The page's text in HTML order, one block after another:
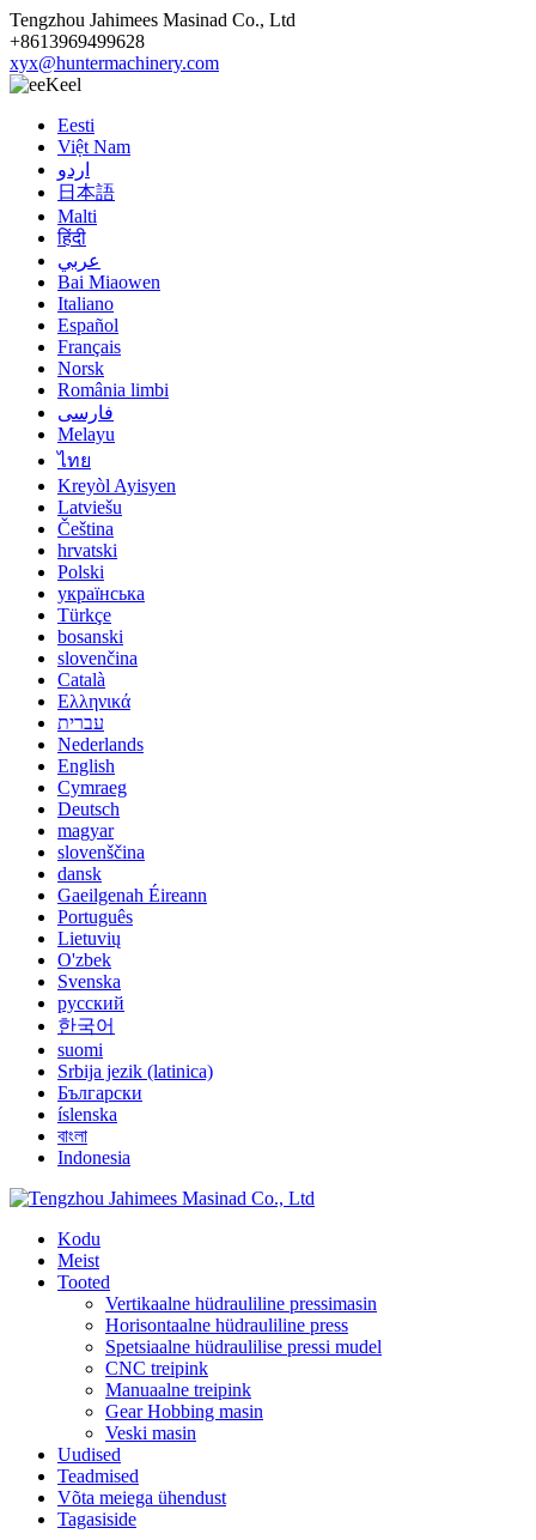
Tengzhou Jahimees Masinad Co., Ltd
+8613969499628
xyx@huntermachinery.com
Keel
Eesti
Việt Nam
اردو
日本語
Malti
हिंदी
عربي
Bai Miaowen
Italiano
Español
Français
Norsk
România limbi
فارسی
Melayu
ไทย
Kreyòl Ayisyen
Latviešu
Čeština
hrvatski
Polski
українська
Türkçe
bosanski
slovenčina
Català
Ελληνικά
עברית
Nederlands
English
Cymraeg
Deutsch
magyar
slovenščina
dansk
Gaeilgenah Éireann
Português
Lietuvių
O'zbek
Svenska
русский
한국어
suomi
Srbija jezik (latinica)
Български
íslenska
বাংলা
Indonesia
Kodu
Meist
Tooted
Vertikaalne hüdrauliline pressimasin
Horisontaalne hüdrauliline press
Spetsiaalne hüdraulilise pressi mudel
CNC treipink
Manuaalne treipink
Gear Hobbing masin
Veski masin
Uudised
Teadmised
Võta meiega ühendust
Tagasiside